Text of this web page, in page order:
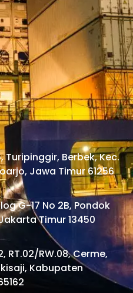
Turipinggir, Berbek, Kec.
Jawa Timur 61256
G-17 No 2B, Pondok
Timur 13450
RT.02/RW.08, Cerme,
Kabupaten